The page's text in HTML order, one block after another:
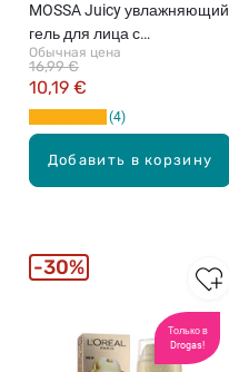
Добавить в корзину
MOSSA Juicy увлажняющий
гель для лица с
гиалуроновой кислотой,
100мл
Обычная цена
10,19 €
16,99 €
4
Только в
Drogas!
30%